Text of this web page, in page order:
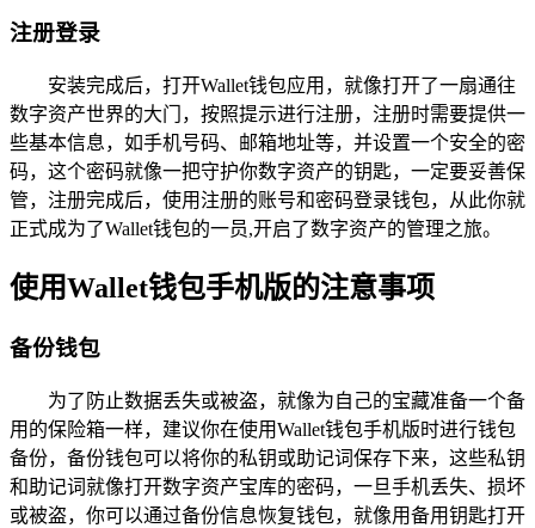
注册登录
安装完成后，打开Wallet钱包应用，就像打开了一扇通往
数字资产世界的大门，按照提示进行注册，注册时需要提供一
些基本信息，如手机号码、邮箱地址等，并设置一个安全的密
码，这个密码就像一把守护你数字资产的钥匙，一定要妥善保
管，注册完成后，使用注册的账号和密码登录钱包，从此你就
正式成为了Wallet钱包的一员,开启了数字资产的管理之旅。
使用Wallet钱包手机版的注意事项
备份钱包
为了防止数据丢失或被盗，就像为自己的宝藏准备一个备
用的保险箱一样，建议你在使用Wallet钱包手机版时进行钱包
备份，备份钱包可以将你的私钥或助记词保存下来，这些私钥
和助记词就像打开数字资产宝库的密码，一旦手机丢失、损坏
或被盗，你可以通过备份信息恢复钱包，就像用备用钥匙打开